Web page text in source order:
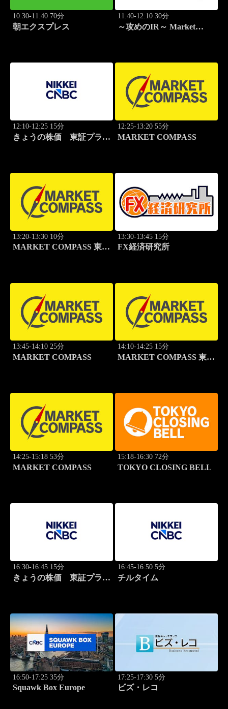
10:30-11:40 70分
朝エクスプレス
11:40-12:10 30分
～攻めのIR～ Market
12:10-12:25 15分
きょうの株価 東証プライ
12:25-13:20 55分
MARKET COMPASS
13:20-13:30 10分
MARKET COMPASS 東証
13:30-13:45 15分
FX経済研究所
13:45-14:10 25分
MARKET COMPASS
14:10-14:25 15分
MARKET COMPASS 東証
14:25-15:18 53分
MARKET COMPASS
15:18-16:30 72分
TOKYO CLOSING BELL
16:30-16:45 15分
きょうの株価 東証プライ
16:45-16:50 5分
チルタイム
16:50-17:25 35分
Squawk Box Europe
17:25-17:30 5分
ビズ・レコ